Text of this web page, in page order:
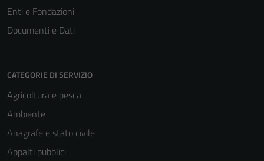
Enti e Fondazioni
Documenti e Dati
CATEGORIE DI SERVIZIO
Agricoltura e pesca
Ambiente
Anagrafe e stato civile
Appalti pubblici